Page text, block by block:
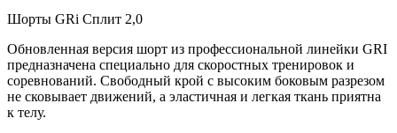
Шорты GRi Сплит 2,0
Обновленная версия шорт из профессиональной линейки GRI
предназначена специально для скоростных тренировок и
соревнований. Свободный крой с высоким боковым разрезом
не сковывает движений, а эластичная и легкая ткань приятна
к телу.